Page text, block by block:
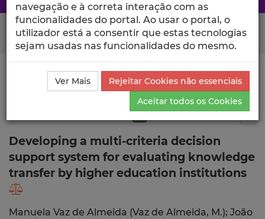
Search Button
Ciência_Iscte Publicações
Descrição Detalhada da
Publicação
Developing a multi-criteria decision
support system for evaluating knowledge
transfer by higher education institutions
Manuela Vaz de Almeida (Vaz de Almeida, M.); João
navegação e à correta interação com as
funcionalidades do portal. Ao usar o portal, o
utilizador está a consentir que estas tecnologias
sejam usadas nas funcionalidades do mesmo.
Ver Mais
Rejeitar Cookies não essenciais
Aceitar todos os Cookies